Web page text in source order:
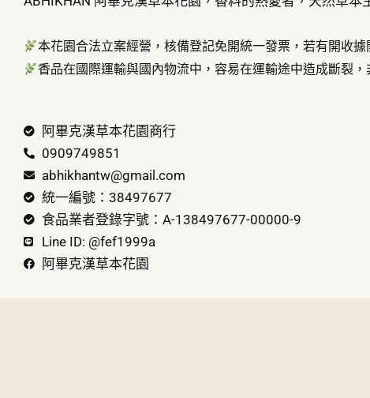
本花園合法立案經營，核備登記免開統一發票，若有開收
香品在國際運輸與國內物流中，容易在運輸途中造成斷裂
阿畢克漢草本花園商行
0909749851
abhikhantw@gmail.com
統一編號：38497677
食品業者登錄字號：A-138497677-00000-9
Line ID: @fef1999a
阿畢克漢草本花園